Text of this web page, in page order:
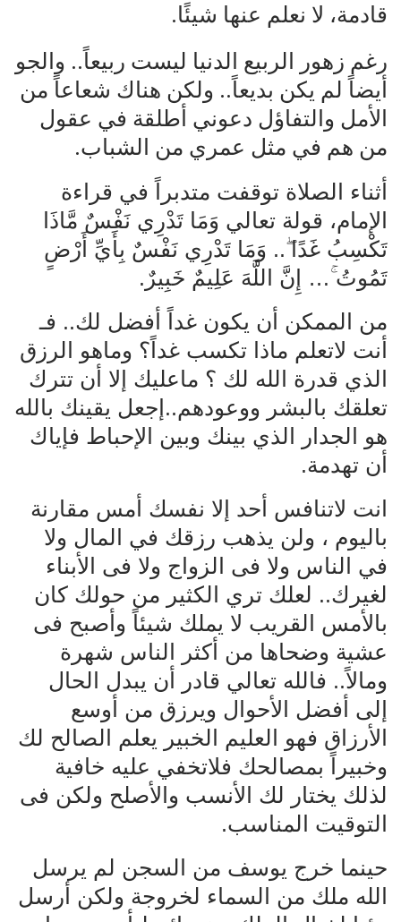
قادمة، لا نعلم عنها شيئًا.
رغم زهور الربيع الدنيا ليست ربيعاً.. والجو
أيضاً لم يكن بديعاً.. ولكن هناك شعاعاً من
الأمل والتفاؤل دعوني أطلقة في عقول
من هم في مثل عمري من الشباب.
أثناء الصلاة توقفت متدبراً في قراءة
الإمام، قولة تعالي وَمَا تَدْرِي نَفْسٌ مَّاذَا
تَكْسِبُ غَدًا ۖ.. وَمَا تَدْرِي نَفْسٌ بِأَيِّ أَرْضٍ
تَمُوتُ ۚ… إِنَّ اللَّهَ عَلِيمٌ خَبِيرٌ.
من الممكن أن يكون غداً أفضل لك.. فـ
أنت لاتعلم ماذا تكسب غداً؟ وماهو الرزق
الذي قدرة الله لك ؟ ماعليك إلا أن تترك
تعلقك بالبشر ووعودهم..إجعل يقينك بالله
هو الجدار الذي بينك وبين الإحباط فإياك
أن تهدمة.
انت لاتنافس أحد إلا نفسك أمس مقارنة
باليوم ، ولن يذهب رزقك في المال ولا
في الناس ولا فى الزواج ولا فى الأبناء
لغيرك.. لعلك تري الكثير من حولك كان
بالأمس القريب لا يملك شيئاً وأصبح فى
عشية وضحاها من أكثر الناس شهرة
ومالاً.. فالله تعالي قادر أن يبدل الحال
إلى أفضل الأحوال ويرزق من أوسع
الأرزاق فهو العليم الخبير يعلم الصالح لك
وخبيراً بمصالحك فلاتخفي عليه خافية
لذلك يختار لك الأنسب والأصلح ولكن فى
التوقيت المناسب.
حينما خرج يوسف من السجن لم يرسل
الله ملك من السماء لخروجة ولكن أرسل